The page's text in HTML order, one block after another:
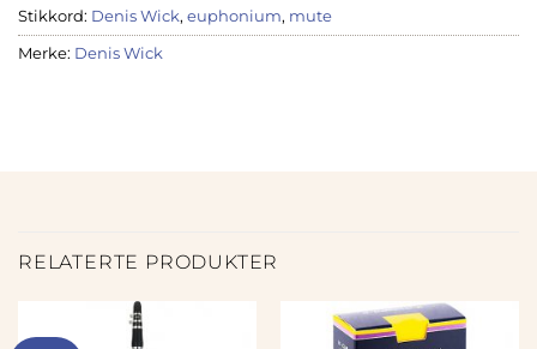
Stikkord: Denis Wick, euphonium, mute
Merke: Denis Wick
RELATERTE PRODUKTER